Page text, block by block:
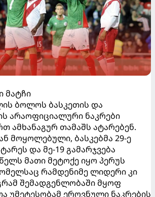
მატჩი
ბოლოს ბასკეთის და
არაოფიციალური ნაკრები
ამხანაგურ თამაშს ატარებენ.
მოყოლებული, ბასკებმა 29-ე
და მე-19 გამარჯვება
მათი მეტოქე იყო პერუს
რამდენიმე ლიდერი კი
შემადგენლობაში მყოფ
უმეტესობამ ეროვნული ნაკრების